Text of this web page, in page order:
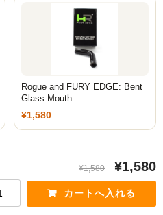
Rogue and FURY EDGE: Bent
Glass Mouth…
¥1,580
¥1,580 ¥1,580